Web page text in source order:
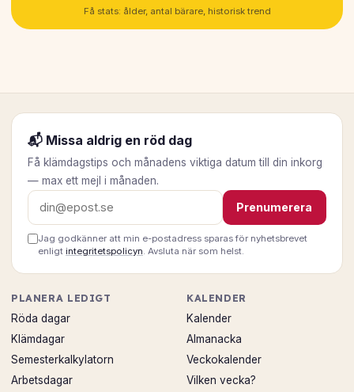
Få stats: ålder, antal bärare, historisk trend
📬 Missa aldrig en röd dag
Få klämdagstips och månadens viktiga datum till din inkorg
— max ett mejl i månaden.
E-postadress Prenumerera
Jag godkänner att min e-postadress sparas för nyhetsbrevet
enligt integritetspolicyn . Avsluta när som helst.
PLANERA LEDIGT
Röda dagar
Klämdagar
Semesterkalkylatorn
Arbetsdagar
KALENDER
Kalender
Almanacka
Veckokalender
Vilken vecka?